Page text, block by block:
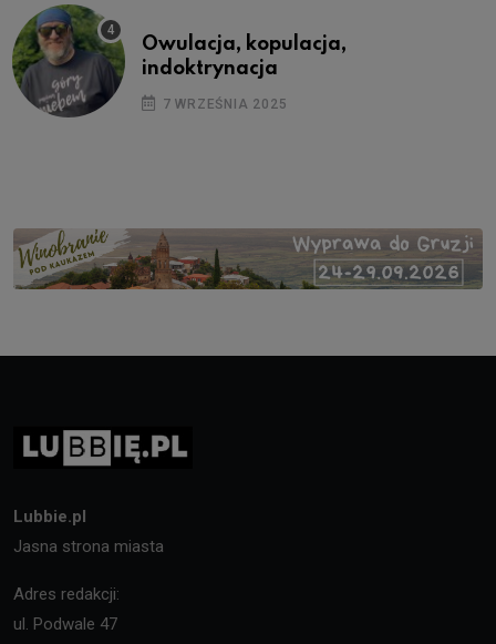
Owulacja, kopulacja,
indoktrynacja
7 WRZEŚNIA 2025
Lubbie.pl
Jasna strona miasta
Adres redakcji:
ul. Podwale 47